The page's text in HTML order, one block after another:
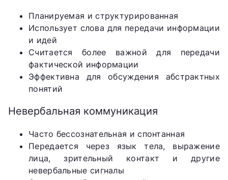
Планируемая и структурированная
Использует слова для передачи информации
и идей
Считается более важной для передачи
фактической информации
Эффективна для обсуждения абстрактных
понятий
Невербальная коммуникация
Часто бессознательная и спонтанная
Передается через язык тела, выражение
лица, зрительный контакт и другие
невербальные сигналы